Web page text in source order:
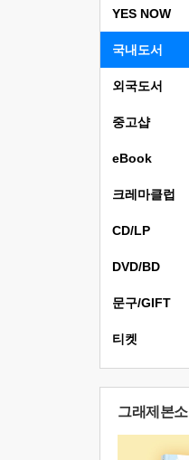
YES NOW
국내도서
외국도서
중고샵
eBook
크레마클럽
CD/LP
DVD/BD
문구/GIFT
티켓
그래제본소